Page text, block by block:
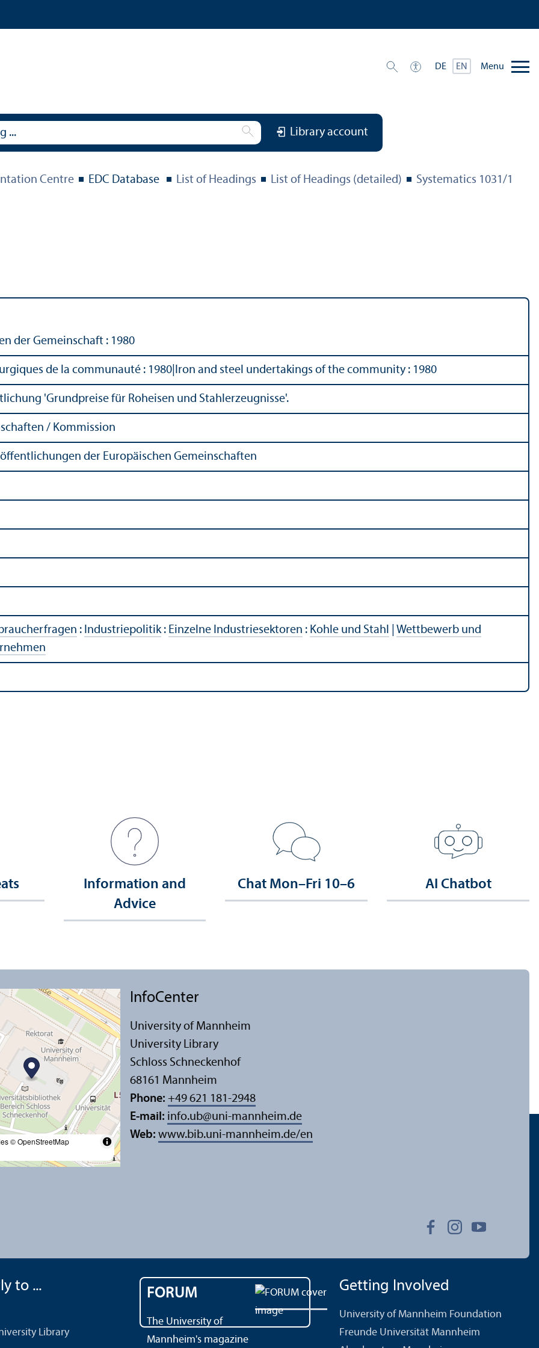
DE EN Menu
Library account
Centre EDC Database List of Headings List of Headings (detailed) Systematics 1031/1
der Gemeinschaft : 1980
de la communauté : 1980 Iron and steel undertakings of the community : 1980
'Grundpreise für Roheisen und Stahlerzeugnisse'.
/ Kommission
der Europäischen Gemeinschaften
: Industriepolitik: Einzelne Industriesektoren : Kohle und Stahl
Wettbewerb und
Information and
Advice
Chat Mon–Fri 10–6 AI Chatbot
© OpenStreetMap
InfoCenter
University of Mannheim
University Library
Schloss Schneckenhof
68161 Mannheim
Phone: +49 621 181-2948
E-mail: info.ub@uni-mannheim.de
Web: www.bib.uni-mannheim.de/en
to ...
Library
FORUM
The University of
Mannheim's magazine
Getting Involved
University of Mannheim Foundation
Freunde Universität Mannheim